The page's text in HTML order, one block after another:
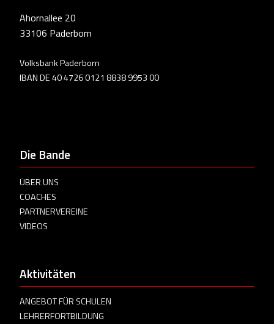
Ahornallee 20
33106 Paderborn
Volksbank Paderborn
IBAN DE 40 4726 0121 8838 9953 00
Die Bande
ÜBER UNS
COACHES
PARTNERVEREINE
VIDEOS
Aktivitäten
ANGEBOT FÜR SCHULEN
LEHRERFORTBILDUNG